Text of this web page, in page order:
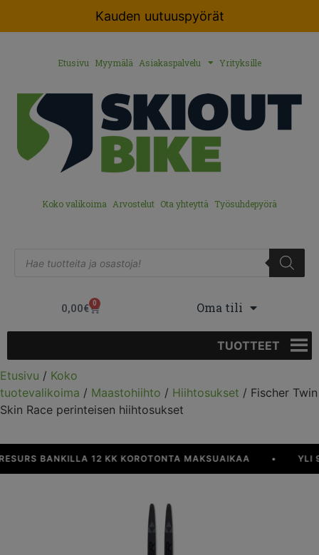
Kauden uutuuspyörät
Etusivu Myymälä Asiakaspalvelu Yrityksille
Koko valikoima Arvostelut Ota yhteyttä Työsuhdepyörä
0,00€ 0 Oma tili
TUOTTEET
Etusivu / Koko
tuotevalikoima / Maastohiihto / Hiihtosukset / Fischer Twin
Skin Race perinteisen hiihtosukset
BANKILLA 12 KK KOROTONTA MAKSUAIKAA YLI 90